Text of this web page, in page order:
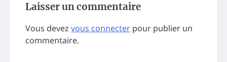
Laisser un commentaire
Vous devez vous connecter pour publier un
commentaire.